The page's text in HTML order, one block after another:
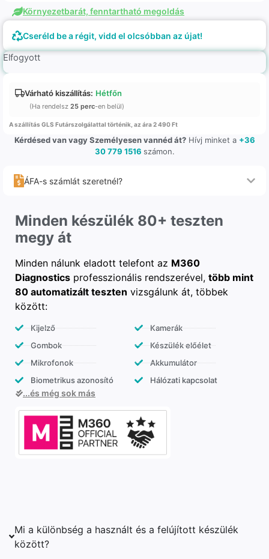
Környezetbarát, fenntartható megoldás
Cseréld be a régit, vidd el olcsóbban az újat!
Elfogyott
Várható kiszállítás: Hétfőn
(Ha rendelsz 25 perc-en belül)
A szállítás GLS Futárszolgálattal történik, az ára 2 490 Ft
Kérdésed van vagy Személyesen vannéd át?Hívj minket a +36
30 779 1516 számon.
ÁFA-s számlát szeretnél?
Minden készülék 80+ teszten
megy át
Minden nálunk eladott telefont az M360
Diagnostics professzionális rendszerével, több mint
80 automatizált teszten vizsgálunk át, többek
között:
Kijelző
Gombok
Mikrofonok
Biometrikus azonosító
Kamerák
Készülék előélet
Akkumulátor
Hálózati kapcsolat
...és még sok más
Mi a különbség a használt és a felújított készülék
között?